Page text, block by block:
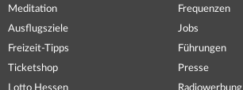
Meditation
Ausflugsziele
Freizeit-Tipps
Ticketshop
Lotto Hessen
Frequenzen
Jobs
Führungen
Presse
Radiowerbung